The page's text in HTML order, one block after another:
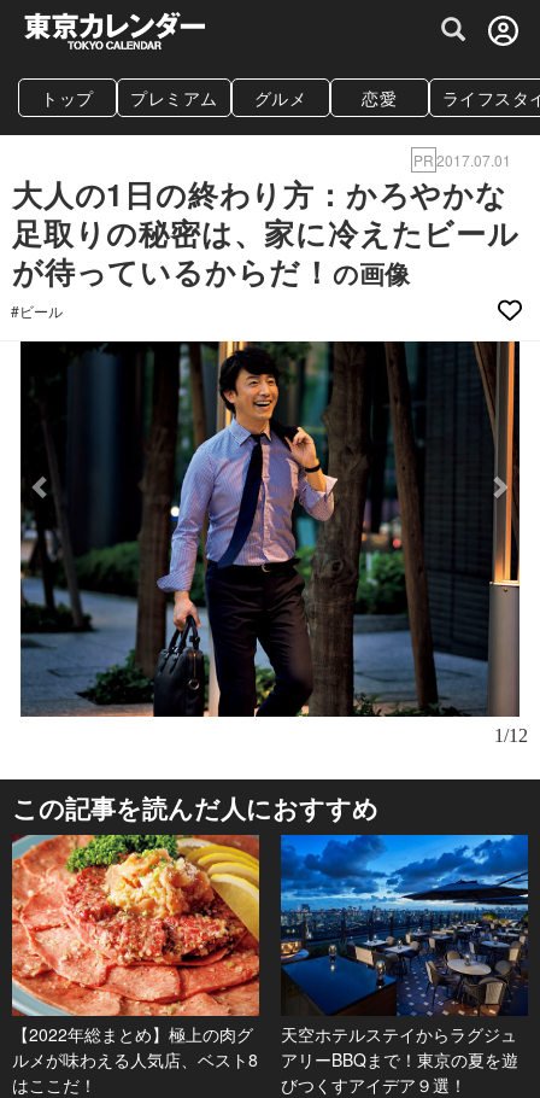
グルメ情報・プレミアムレストラン予約
トップ プレミアム グルメ 恋愛 ライフスタ
PR2017.07.01
大人の1日の終わり方：かろやかな
足取りの秘密は、家に冷えたビール
が待っているからだ！ の画像
#ビール
1/12
この記事を読んだ人におすすめ
【2022年総まとめ】極上の肉グ
ルメが味わえる人気店、ベスト8
はここだ！
天空ホテルステイからラグジュ
アリーBBQまで！東京の夏を遊
びつくすアイデア９選！